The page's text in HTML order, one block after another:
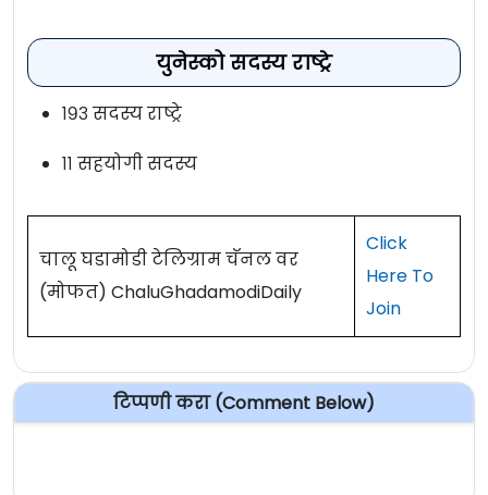
युनेस्को सदस्य राष्ट्रे
१९३ सदस्य राष्ट्रे
११ सहयोगी सदस्य
चालू घडामोडी टेलिग्राम चॅनल वर
(मोफत) ChaluGhadamodiDaily
Click
Here To
Join
टिप्पणी करा (Comment Below)